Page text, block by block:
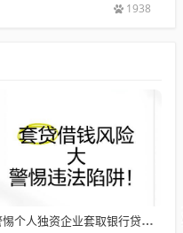
1938
警惕个人独资企业套取银行贷款的风险